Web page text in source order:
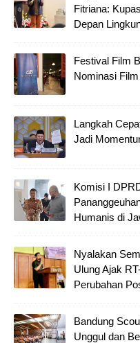
Fitriana:
Depan
Festival Film
Nominasi
Langkah
Jadi
Komisi I
Humanis di
Nyalakan
Ulung Ajak
Perubahan
Bandung
Unggul dan